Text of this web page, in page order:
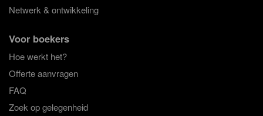
Netwerk & ontwikkeling
Voor boekers
Hoe werkt het?
Offerte aanvragen
FAQ
Zoek op gelegenheid